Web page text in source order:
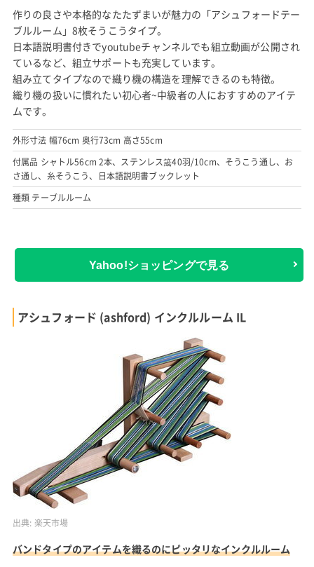
作りの良さや本格的なたたずまいが魅力の「アシュフォードテー
ブルルーム」8枚そうこうタイプ。
日本語説明書付きでyoutubeチャンネルでも組立動画が公開され
ているなど、組立サポートも充実しています。
組み立てタイプなので織り機の構造を理解できるのも特徴。
織り機の扱いに慣れたい初心者~中級者の人におすすめのアイテ
ムです。
外形寸法 幅76cm 奥行73cm 高さ55cm
付属品 シャトル56cm 2本、ステンレス筬40羽/10cm、そうこう通し、お
さ通し、糸そうこう、日本語説明書ブックレット
種類 テーブルルーム
Yahoo!ショッピングで見る
アシュフォード (ashford) インクルルーム IL
出典: 楽天市場
バンドタイプのアイテムを織るのにピッタリなインクルルーム